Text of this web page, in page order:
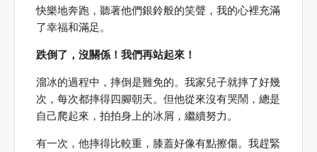
快樂地奔跑，聽著他們銀鈴般的笑聲，我的心裡充滿
了幸福和滿足。
跌倒了，沒關係！我們再站起來！
溜冰的過程中，摔倒是難免的。我家兒子就摔了好幾
次，每次都摔得四腳朝天。但他從來沒有哭鬧，總是
自己爬起來，拍拍身上的冰屑，繼續努力。
有一次，他摔得比較重，膝蓋好像有點擦傷。我趕緊